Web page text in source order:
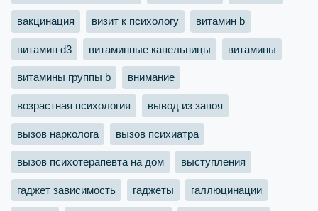
вакцинация визит к психологу витамин b
витамин d3 витаминные капельницы витамины
витамины группы b внимание
возрастная психология вывод из запоя
вызов нарколога вызов психиатра
вызов психотерапевта на дом выступления
гаджет зависимость гаджеты галлюцинации